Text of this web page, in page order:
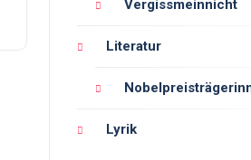
Vergissmeinnicht
Literatur
Lyrik